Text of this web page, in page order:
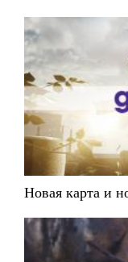
Новая карта и